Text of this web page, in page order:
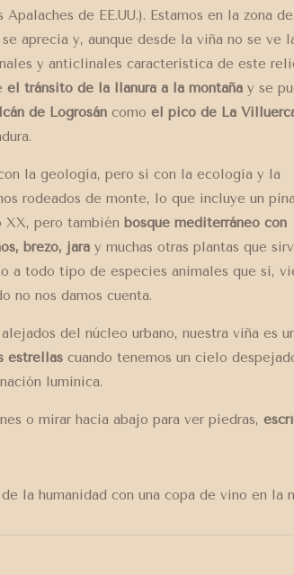
de EE.UU.). Estamos en la zona de
aprecia y, aunque desde la viña no se ve
y anticlinales característica de este
el tránsito de la llanura a la montañay se
de Logrosáncomo el pico de La
la geología, pero sí con la ecología y la
rodeados de monte, lo que incluye un
pero también bosque mediterráneo con
brezo, jaray muchas otras plantas que
a todo tipo de especies animales que sí,
no nos damos cuenta.
del núcleo urbano, nuestra viña es
estrellascuando tenemos un cielo
lumínica.
o mirar hacia abajo para ver piedras,
la humanidad con una copa de vino en la